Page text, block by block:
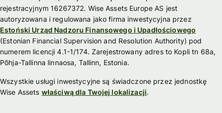
rejestracyjnym 16267372. Wise Assets Europe AS jest
autoryzowana i regulowana jako firma inwestycyjna przez
Estoński Urząd Nadzoru Finansowego i Upadłościowego
(Estonian Financial Supervision and Resolution Authority) pod
numerem licencji 4.1-1/174. Zarejestrowany adres to Kopli tn 68a,
Põhja-Tallinna linnaosa, Tallinn, Estonia.
Wszystkie usługi inwestycyjne są świadczone przez jednostkę
Wise Assets właściwą dla Twojej lokalizacji.